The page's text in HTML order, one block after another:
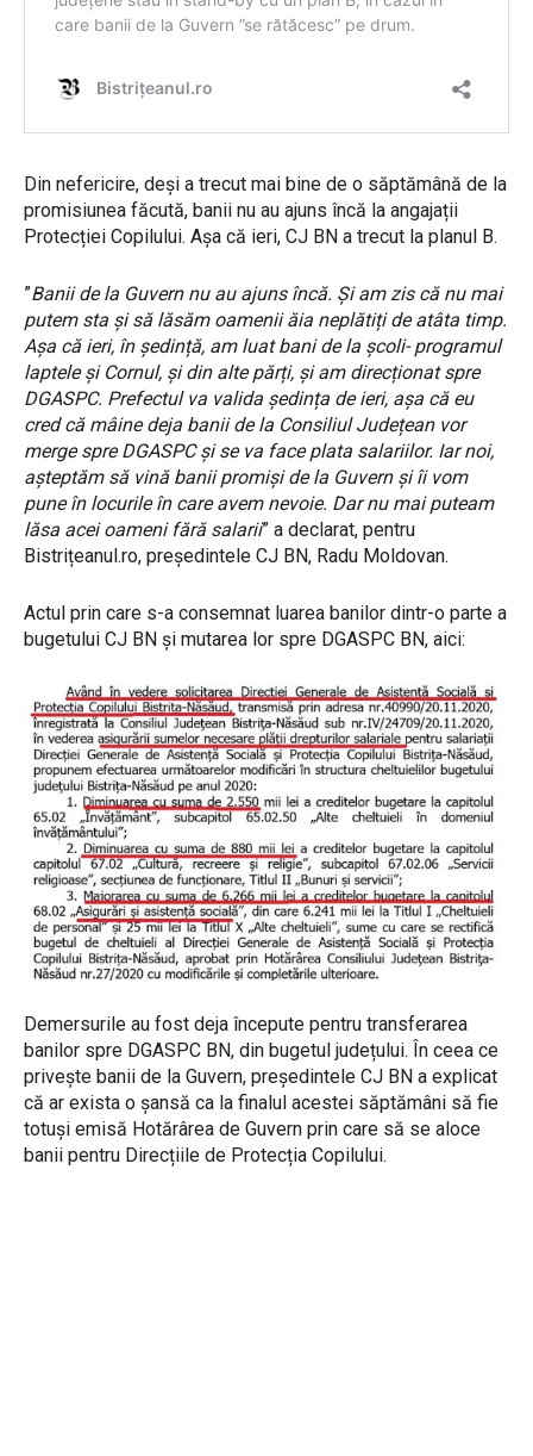
Din nefericire, deși a trecut mai bine de o săptămână de la
promisiunea făcută, banii nu au ajuns încă la angajații
Protecției Copilului. Așa că ieri, CJ BN a trecut la planul B.
”Banii de la Guvern nu au ajuns încă. Și am zis că nu mai
putem sta și să lăsăm oamenii ăia neplătiți de atâta timp.
Așa că ieri, în ședință, am luat bani de la școli- programul
laptele și Cornul, și din alte părți, și am direcționat spre
DGASPC. Prefectul va valida ședința de ieri, așa că eu
cred că mâine deja banii de la Consiliul Județean vor
merge spre DGASPC și se va face plata salariilor. Iar noi,
așteptăm să vină banii promiși de la Guvern și îi vom
pune în locurile în care avem nevoie. Dar nu mai puteam
lăsa acei oameni fără salarii” a declarat, pentru
Bistrițeanul.ro, președintele CJ BN, Radu Moldovan.
Actul prin care s-a consemnat luarea banilor dintr-o parte a
bugetului CJ BN și mutarea lor spre DGASPC BN, aici:
Demersurile au fost deja începute pentru transferarea
banilor spre DGASPC BN, din bugetul județului. În ceea ce
privește banii de la Guvern, președintele CJ BN a explicat
că ar exista o șansă ca la finalul acestei săptămâni să fie
totuși emisă Hotărârea de Guvern prin care să se aloce
banii pentru Direcțiile de Protecția Copilului.